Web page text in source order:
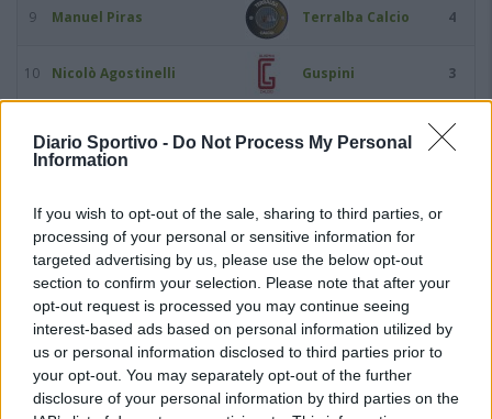
Diario Sportivo - Do Not Process My Personal
Information
If you wish to opt-out of the sale, sharing to third parties, or
processing of your personal or sensitive information for
targeted advertising by us, please use the below opt-out
section to confirm your selection. Please note that after your
opt-out request is processed you may continue seeing
interest-based ads based on personal information utilized by
us or personal information disclosed to third parties prior to
your opt-out. You may separately opt-out of the further
disclosure of your personal information by third parties on the
9 Manuel Piras Terralba Calcio 4
10 Nicolò Agostinelli Guspini 3
3
13 Bruno Floris Arbus Calcio
Marco Foddi Verde Isola
15 Lamin Jammeh Idolo
16 Antonello Licciardò Calcio Pirri 3